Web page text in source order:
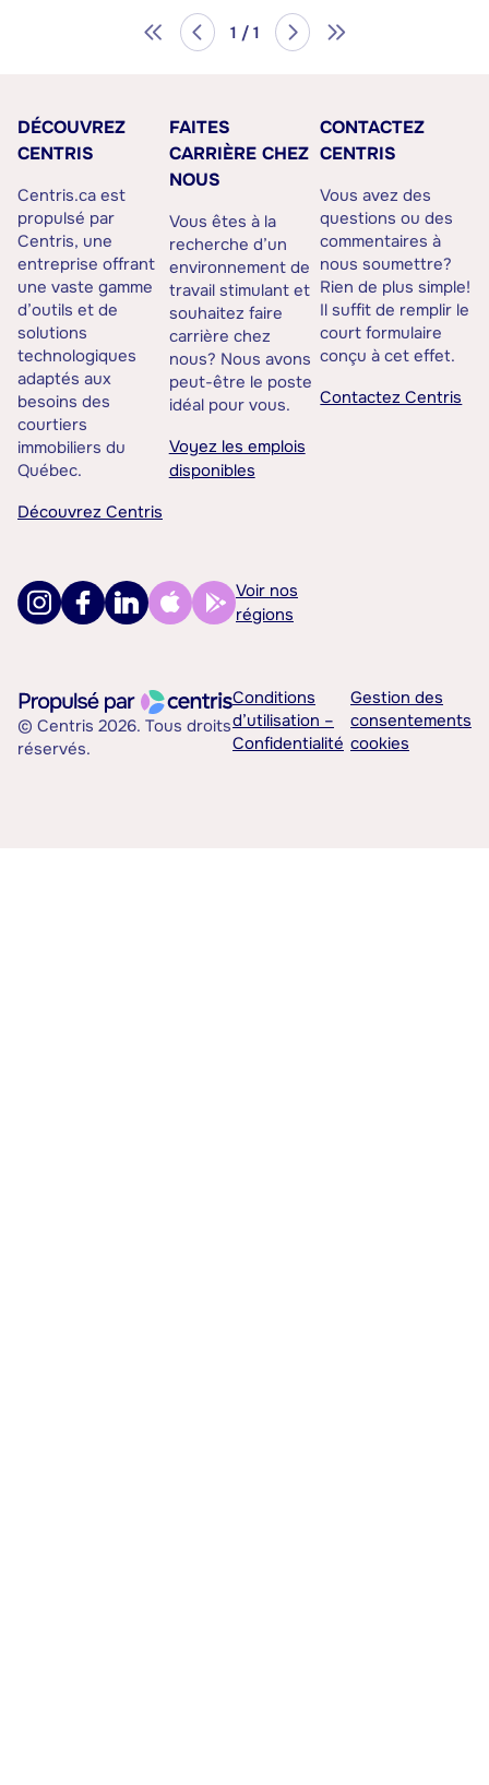
1 / 1
DÉCOUVREZ
CENTRIS
Centris.ca est
propulsé par
Centris, une
entreprise offrant
une vaste gamme
d’outils et de
solutions
technologiques
adaptés aux
besoins des
courtiers
immobiliers du
Québec.
Découvrez Centris
FAITES
CARRIÈRE CHEZ
NOUS
Vous êtes à la
recherche d’un
environnement de
travail stimulant et
souhaitez faire
carrière chez
nous? Nous avons
peut-être le poste
idéal pour vous.
Voyez les emplois
disponibles
CONTACTEZ
CENTRIS
Vous avez des
questions ou des
commentaires à
nous soumettre?
Rien de plus simple!
Il suffit de remplir le
court formulaire
conçu à cet effet.
Contactez Centris
Voir nos
régions
© Centris 2026. Tous droits
réservés.
Conditions
d’utilisation –
Confidentialité
Gestion des
consentements
cookies